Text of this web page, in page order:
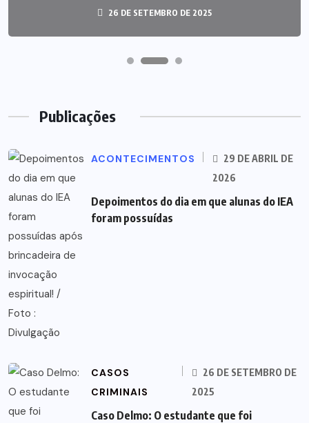
26 DE SETEMBRO DE 2025
Publicações
ACONTECIMENTOS
29 DE ABRIL DE
2026
Depoimentos do dia em que alunas do IEA
foram possuídas
CASOS
CRIMINAIS
26 DE SETEMBRO DE
2025
Caso Delmo: O estudante que foi